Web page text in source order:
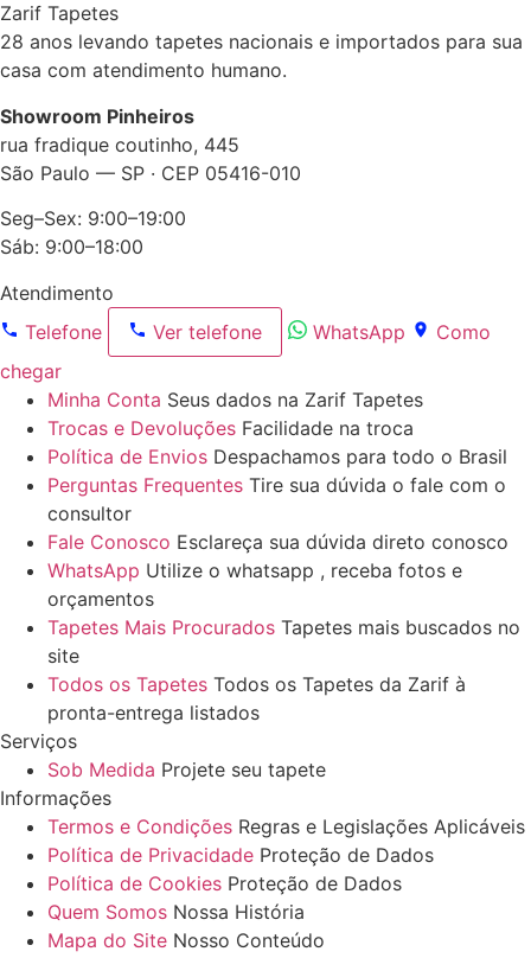
Zarif Tapetes
28 anos levando tapetes nacionais e importados para sua
casa com atendimento humano.
Showroom Pinheiros
rua fradique coutinho, 445
São Paulo — SP · CEP 05416-010
Seg–Sex: 9:00–19:00
Sáb: 9:00–18:00
Atendimento
Telefone
Ver telefone WhatsApp
Como
chegar
Minha Conta Seus dados na Zarif Tapetes
Trocas e Devoluções Facilidade na troca
Política de Envios Despachamos para todo o Brasil
Perguntas Frequentes Tire sua dúvida o fale com o
consultor
Fale Conosco Esclareça sua dúvida direto conosco
WhatsApp Utilize o whatsapp , receba fotos e
orçamentos
Tapetes Mais Procurados Tapetes mais buscados no
site
Todos os Tapetes Todos os Tapetes da Zarif à
pronta-entrega listados
Serviços
Sob Medida Projete seu tapete
Informações
Termos e Condições Regras e Legislações Aplicáveis
Política de Privacidade Proteção de Dados
Política de Cookies Proteção de Dados
Quem Somos Nossa História
Mapa do Site Nosso Conteúdo